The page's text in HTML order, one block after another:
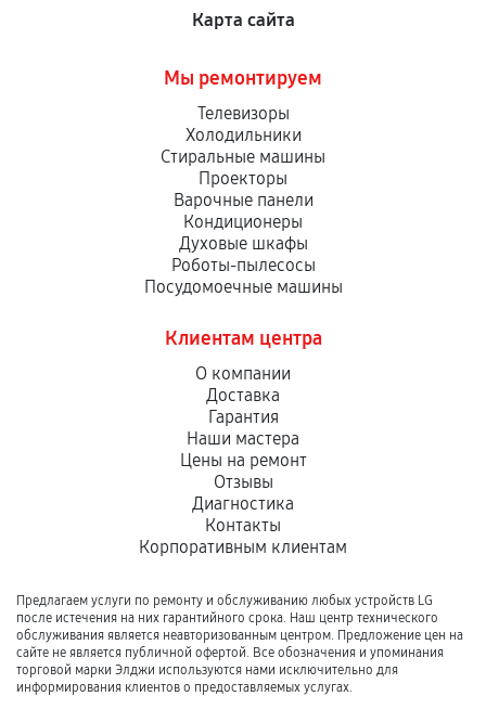
Карта сайта
Мы ремонтируем
Телевизоры
Холодильники
Стиральные машины
Проекторы
Варочные панели
Кондиционеры
Духовые шкафы
Роботы-пылесосы
Посудомоечные машины
Клиентам центра
О компании
Доставка
Гарантия
Наши мастера
Цены на ремонт
Отзывы
Диагностика
Контакты
Корпоративным клиентам
Предлагаем услуги по ремонту и обслуживанию любых устройств LG
после истечения на них гарантийного срока. Наш центр технического
обслуживания является неавторизованным центром. Предложение цен на
сайте не является публичной офертой. Все обозначения и упоминания
торговой марки Элджи используются нами исключительно для
информирования клиентов о предоставляемых услугах.